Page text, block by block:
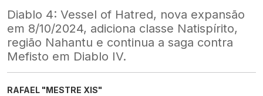
Diablo 4: Vessel of Hatred, nova expansão
em 8/10/2024, adiciona classe Natispírito,
região Nahantu e continua a saga contra
Mefisto em Diablo IV.
RAFAEL "MESTRE XIS"